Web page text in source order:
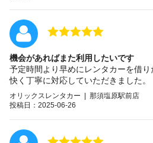
機会があればまた利用したいです
予定時間より早めにレンタカーを借り
快く丁寧に対応していただきました。
オリックスレンタカー | 那須塩原駅前店
投稿日：2025-06-26